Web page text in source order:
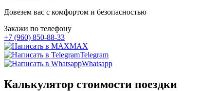
Довезем вас с комфортом и безопасностью
Закажи по телефону
+7 (960) 850-88-33
MAX
Telegram
Whatsapp
Калькулятор стоимости поездки